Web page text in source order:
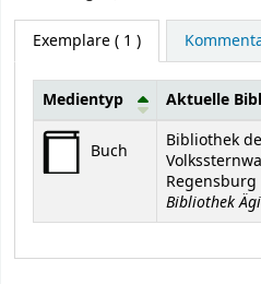
Exemplare( 1 )
Exemplare
Medientyp Aktuelle
Buch
Bibliothek
Regensburg
Bibliothek